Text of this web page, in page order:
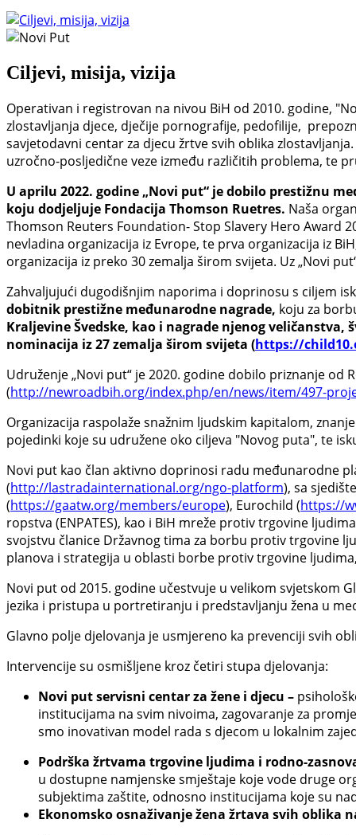
Ciljevi, misija, vizija
Operativan i registrovan na nivou BiH od 2010. godine,
zlostavljanja djece, dječije pornografije, pedofilije,
savjetodavni centar za djecu žrtve svih oblika
uzročno-posljedične veze između različitih problema, te
U aprilu 2022. godine „Novi put“ je dobilo prestižnu
koju dodjeljuje Fondacija Thomson Ruetres. Naša
Thomson Reuters Foundation- Stop Slavery Hero Award
nevladina organizacija iz Evrope, te prva organizacija iz
organizacija iz preko 30 zemalja širom svijeta. Uz „Novi
Zahvaljujući dugodišnjim naporima i doprinosu s ciljem
dobitnik prestižne međunarodne nagrade, koju za
Kraljevine Švedske, kao i nagrade njenog veličanstva,
nominacija iz 27 zemalja širom svijeta (https://
Udruženje „Novi put“ je 2020. godine dobilo priznanje
(http://newroadbih.org/index.php/en/news/item/497-
Organizacija raspolaže snažnim ljudskim kapitalom,
pojedinki koje su udružene oko ciljeva "Novog puta", te
Novi put kao član aktivno doprinosi radu međunarodne
(http://lastradainternational.org/ngo-platform), sa
(https://gaatw.org/members/europe), Eurochild (https://
ropstva (ENPATES), kao i BiH mreže protiv trgovine
svojstvu članice Državnog tima za borbu protiv trgovine
planova i strategija u oblasti borbe protiv trgovine
Novi put od 2015. godine učestvuje u velikom svjetskom
jezika i pristupa u portretiranju i predstavljanju žena u
Glavno polje djelovanja je usmjereno ka prevenciji svih
Intervencije su osmišljene kroz četiri stupa djelovanja:
Novi put servisni centar za žene i djecu –
institucijama na svim nivoima, zagovaranje za
smo inovativan model rada s djecom u lokalnim
Podrška žrtvama trgovine ljudima i rodno-
u dostupne namjenske smještaje koje vode druge
subjektima zaštite, odnosno institucijama koje su
Ekonomsko osnaživanje žena žrtava svih oblika